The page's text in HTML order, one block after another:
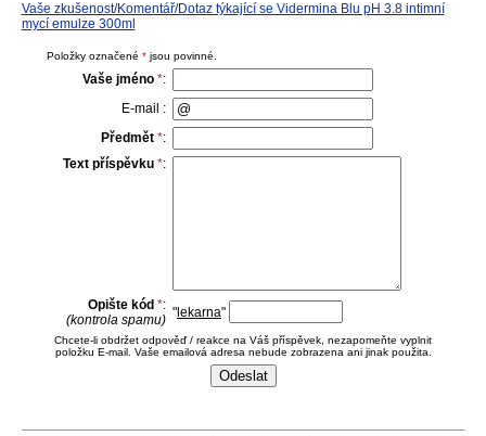
Vaše zkušenost/Komentář/Dotaz týkající se Vidermina Blu pH 3.8 intimní
mycí emulze 300ml
Položky označené * jsou povinné.
Vaše jméno *:
E-mail :
Předmět *:
Text příspěvku *:
Opište kód *:
(kontrola spamu) " lekarna"
Chcete-li obdržet odpověď / reakce na Váš příspěvek, nezapomeňte vyplnit
položku E-mail. Vaše emailová adresa nebude zobrazena ani jinak použita.